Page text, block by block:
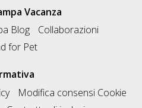
Vacanza
Blog
Collaborazioni
for Pet
Modifica consensi Cookie